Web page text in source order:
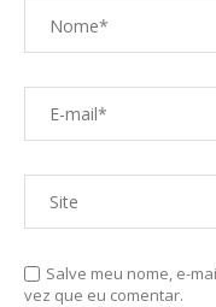
Salve meu nome, e-
vez que eu comentar.